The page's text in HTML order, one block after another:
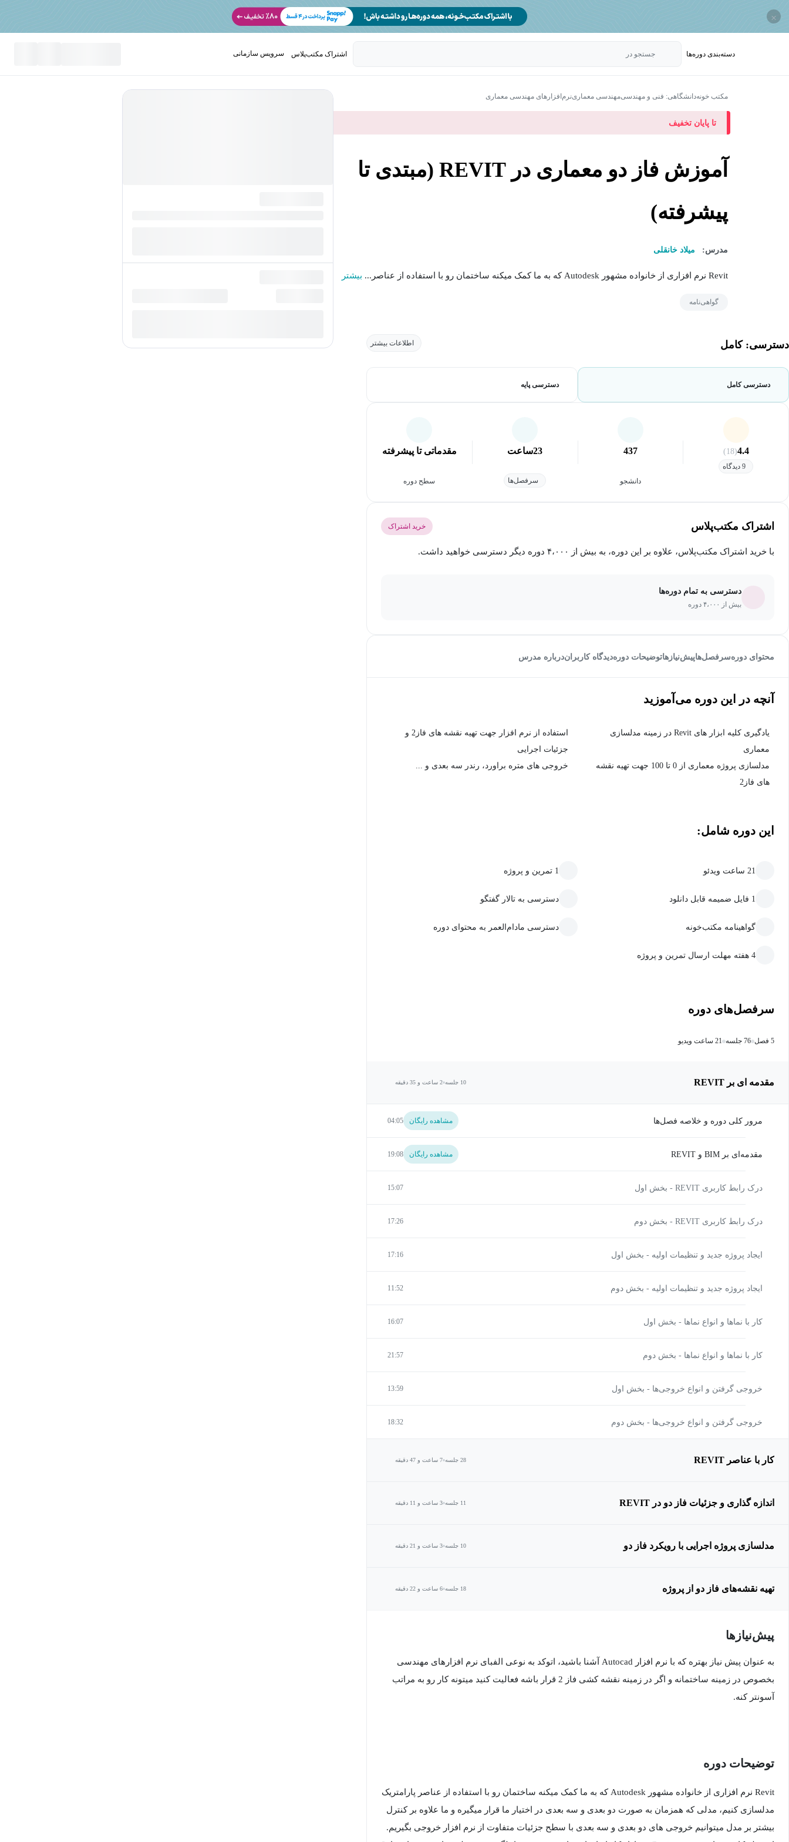
×
دسته‌بندی‌ دوره‌ها جستجو در اشتراک مکتب‌پلاس سرویس سازمانی
مکتب خونهدانشگاهی: فنی و مهندسیمهندسی معمارینرم‌افزارهای مهندسی معماری
تا پایان تخفیف
آموزش فاز دو معماری در REVIT (مبتدی تا
پیشرفته)
مدرس: میلاد خانقلی
Revit نرم افزاری از خانواده مشهور Autodesk که به ما کمک میکنه ساختمان رو با استفاده از عناصر... بیشتر
گواهی‌نامه
دسترسی: کامل اطلاعات بیشتر
دسترسی کامل دسترسی پایه
4.4
(18)
9 دیدگاه
437
دانشجو
23ساعت
سرفصل‌ها
مقدماتی تا پیشرفته
سطح دوره
اشتراک مکتب‌پلاس خرید اشتراک
با خرید اشتراک مکتب‌پلاس، علاوه بر این دوره، به بیش از ۴،۰۰۰ دوره دیگر دسترسی خواهید داشت.
دسترسی به تمام دوره‌ها
بیش از ۴،۰۰۰ دوره
محتوای دورهسرفصل‌هاپیش‌نیاز‌هاتوضیحات دورهدیدگاه کاربراندرباره مدرس
آنچه در این دوره می‌آموزید
یادگیری کلیه ابزار های Revit در زمینه مدلسازی
معماری
استفاده از نرم افزار جهت تهیه نقشه های فاز2 و
جزئیات اجرایی
مدلسازی پروژه معماری از 0 تا 100 جهت تهیه نقشه
های فاز2
خروجی های متره براورد، رندر سه بعدی و ...
این دوره شامل:
21 ساعت ویدئو 1 تمرین و پروژه
1 فایل ضمیمه قابل دانلود دسترسی به تالار گفتگو
گواهینامه مکتب‌خونه دسترسی مادام‌العمر به محتوای دوره
4 هفته مهلت ارسال تمرین و پروژه
سرفصل‌های دوره
5 فصل 76 جلسه 21 ساعت ویدیو
مقدمه ای بر REVIT 10 جلسه 2 ساعت و 35 دقیقه
مرور کلی دوره و خلاصه فصل‌ها مشاهده رایگان 04:05
مقدمه‌ای بر BIM و REVIT مشاهده رایگان 19:08
درک رابط کاربری REVIT - بخش اول 15:07
درک رابط کاربری REVIT - بخش دوم 17:26
ایجاد پروژه جدید و تنظیمات اولیه - بخش اول 17:16
ایجاد پروژه جدید و تنظیمات اولیه - بخش دوم 11:52
کار با نماها و انواع نماها - بخش اول 16:07
کار با نماها و انواع نماها - بخش دوم 21:57
خروجی گرفتن و انواع خروجی‌ها - بخش اول 13:59
خروجی گرفتن و انواع خروجی‌ها - بخش دوم 18:32
کار با عناصر REVIT 28 جلسه 7 ساعت و 47 دقیقه
اندازه گذاری و جزئیات فاز دو در REVIT 11 جلسه 3 ساعت و 11 دقیقه
مدلسازی پروژه اجرایی با رویکرد فاز دو 10 جلسه 3 ساعت و 21 دقیقه
تهیه نقشه‌های فاز دو از پروژه 18 جلسه 6 ساعت و 22 دقیقه
پیش‌نیاز‌ها
به عنوان پیش نیاز بهتره که با نرم افزار Autocad آشنا باشید، اتوکد به نوعی الفبای نرم افزارهای مهندسی
بخصوص در زمینه ساختمانه و اگر در زمینه نقشه کشی فاز 2 قرار باشه فعالیت کنید میتونه کار رو به مراتب
آسونتر کنه.
توضیحات دوره
Revit نرم افزاری از خانواده مشهور Autodesk که به ما کمک میکنه ساختمان رو با استفاده از عناصر پارامتریک
مدلسازی کنیم، مدلی که همزمان به صورت دو بعدی و سه بعدی در اختیار ما قرار میگیره و ما علاوه بر کنترل
بیشتر بر مدل میتوانیم خروجی های دو بعدی و سه بعدی با سطح جزئیات متفاوت از نرم افزار خروجی بگیریم.